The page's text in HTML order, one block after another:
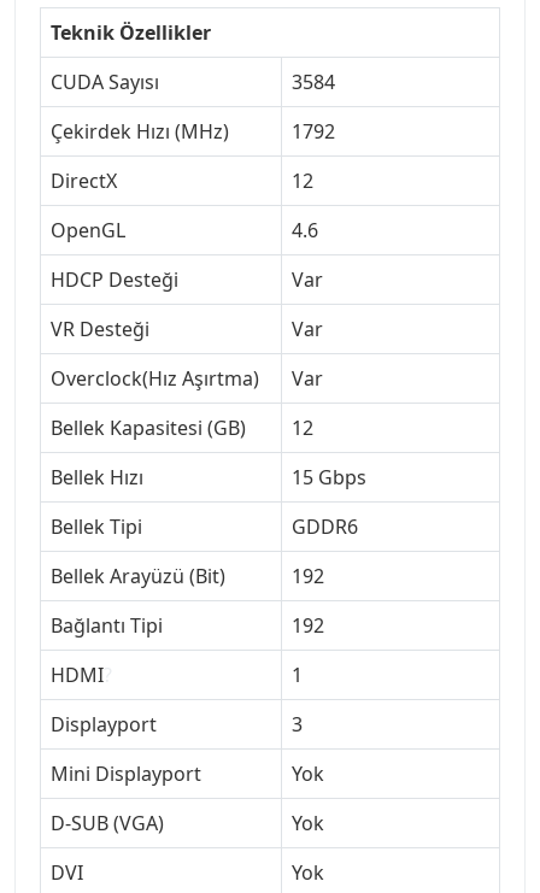
Teknik Özellikler
CUDA Sayısı
3584
Çekirdek Hızı (MHz)
1792
DirectX
12
OpenGL
4.6
HDCP Desteği
Var
VR Desteği
Var
Overclock(Hız Aşırtma)
Var
Bellek Kapasitesi (GB)
12
Bellek Hızı
15 Gbps
Bellek Tipi
GDDR6
Bellek Arayüzü (Bit)
192
Bağlantı Tipi
192
HDMI
1
Displayport
3
Mini Displayport
Yok
D-SUB (VGA)
Yok
DVI
Yok